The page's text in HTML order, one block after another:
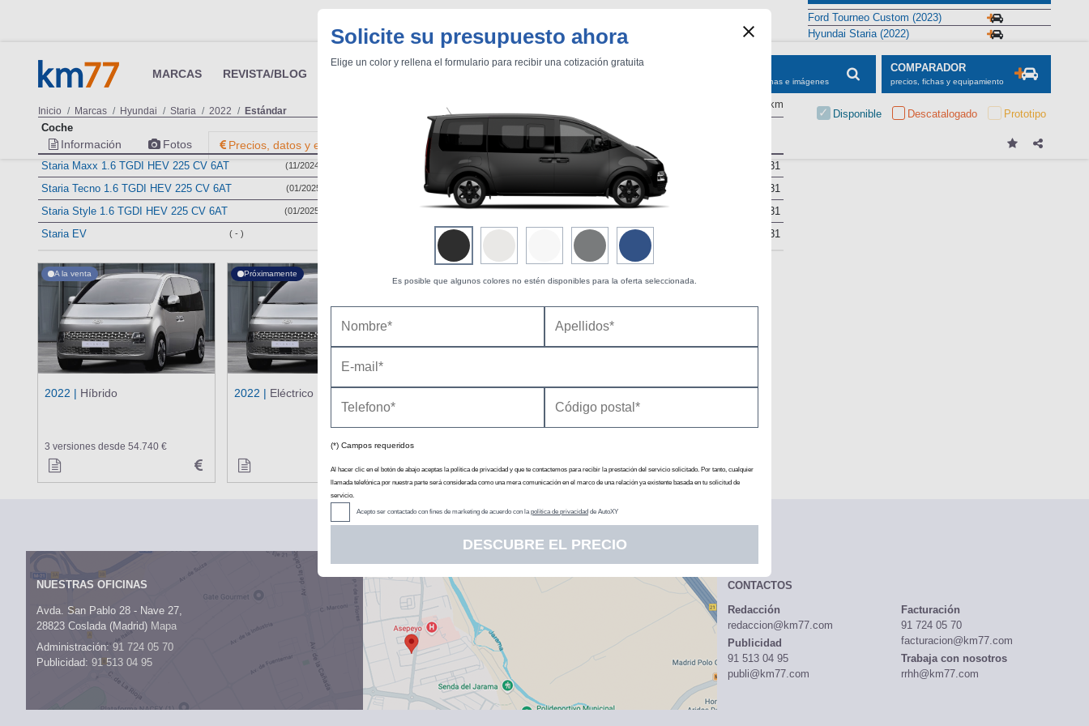
Solicite su presupuesto ahora
Elige un color y rellena el formulario para recibir una cotización gratuita
Es posible que algunos colores no estén disponibles para la oferta seleccionada.
(*) Campos requeridos
Al hacer clic en el botón de abajo aceptas la política de privacidad y que te contactemos para recibir la prestación del servicio solicitado. Por tanto, cualquier
llamada telefónica por nuestra parte será considerada como una mera comunicación en el marco de una relación ya existente basada en tu solicitud de
servicio.
Acepto ser contactado con fines de marketing de acuerdo con la política de privacidad de AutoXY
DESCUBRE EL PRECIO
MARCAS REVISTA/BLOG
informaciones, fichas e imágenes
COMPARADOR
precios, fichas y equipamiento
Inicio Marcas Hyundai Staria 2022 Estándar Disponible Descatalogado Prototipo
Información Fotos Precios, datos y equipamientos Mediciones propias Todo
kg/100 km
Coche
Precio Potencia
(CV)
Consumo
Staria Maxx 1.6 TGDI HEV 225 CV 6AT (11/2024 - ) 54.740 224 7,6
831
Staria Tecno 1.6 TGDI HEV 225 CV 6AT
(01/2025 - ) 57.740 7,6
831
Staria Style 1.6 TGDI HEV 225 CV 6AT
(01/2025 - ) 60.740 224 7,6
831
Staria EV
( - ) - 831
A la venta
2022 | Híbrido
3 versiones desde 54.740 €
Próximamente
2022 | Eléctrico
Ford Tourneo Custom (2023)
Hyundai Staria (2022)
NUESTRAS OFICINAS
Avda. San Pablo 28 - Nave 27,
28823 Coslada (Madrid) Mapa
Administración:91 724 05 70
Publicidad: 91 513 04 95
CONTACTOS
Redacción
redaccion@km77.com
Publicidad
91 513 04 95
publi@km77.com
Facturación
91 724 05 70
facturacion@km77.com
Trabaja con nosotros
rrhh@km77.com